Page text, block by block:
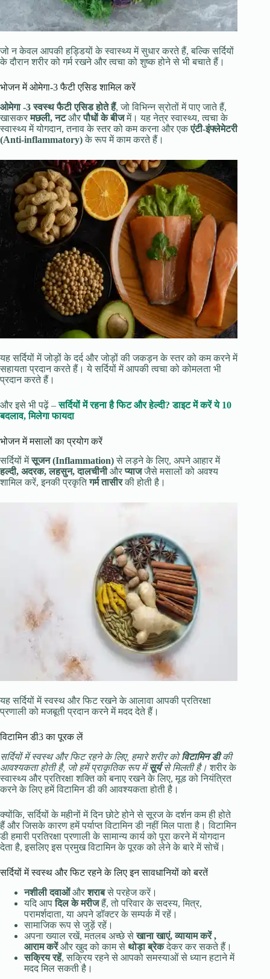
जो न केवल आपकी हड्डियों के स्वास्थ्य में सुधार करते हैं, बल्कि सर्दियों
के दौरान शरीर को गर्म रखने और त्वचा को शुष्क होने से भी बचाते हैं।
भोजन में ओमेगा-3 फैटी एसिड शामिल करें
ओमेगा -3 स्वस्थ फैटी एसिड होते हैं, जो विभिन्न स्रोतों में पाए जाते हैं,
खासकरमछली, नटऔरपौधों के बीजमें। यह नेत्र स्वास्थ्य, त्वचा के
स्वास्थ्य में योगदान, तनाव के स्तर को कम करना और एकएंटी-इंफ्लेमेटरी
(Anti-inflammatory)के रूप में काम करते हैं।
यह सर्दियों में जोड़ों के दर्द और जोड़ों की जकड़न के स्तर को कम करने में
सहायता प्रदान करते हैं। ये सर्दियों में आपकी त्वचा को कोमलता भी
प्रदान करते हैं।
और इसे भी पढ़ें –सर्दियों में रहना है फिट और हेल्दी? डाइट में करें ये 10
बदलाव, मिलेगा फायदा
भोजन में मसालों का प्रयोग करें
सर्दियों मेंसूजन (Inflammation)से लड़ने के लिए, अपने आहार में
हल्दी, अदरक, लहसुन, दालचीनीऔरप्याजजैसे मसालों को अवश्य
शामिल करें, इनकी प्रकृतिगर्म तासीरकी होती है।
यह सर्दियों में स्वस्थ और फिट रखने के आलावा आपकी प्रतिरक्षा
प्रणाली को मजबूती प्रदान करने में मदद देते हैं।
विटामिन डी3 का पूरक लें
सर्दियों में स्वस्थ और फिट रहने के लिए, हमारे शरीर कोविटामिन डीकी
आवश्यकता होती है, जो हमें प्राकृतिक रूप मेंसूर्यसे मिलती है। शरीर के
स्वास्थ्य और प्रतिरक्षा शक्ति को बनाए रखने के लिए, मूड को नियंत्रित
करने के लिए हमें विटामिन डी की आवश्यकता होती है।
क्योंकि, सर्दियों के महीनों में दिन छोटे होने से सूरज के दर्शन कम ही होते
हैं और जिसके कारण हमें पर्याप्त विटामिन डी नहीं मिल पाता है। विटामिन
डी हमारी प्रतिरक्षा प्रणाली के सामान्य कार्य को पूरा करने में योगदान
देता है, इसलिए इस प्रमुख विटामिन के पूरक को लेने के बारे में सोचें।
सर्दियों में स्वस्थ और फिट रहने के लिए इन सावधानियों को बरतें
नशीली दवाओंऔरशराबसे परहेज करें।
यदि आपदिल के मरीजहैं, तो परिवार के सदस्य, मित्र,
परामर्शदाता, या अपने डॉक्टर के सम्पर्क में रहें।
सामाजिक रूप से जुड़ें रहें।
अपना ख्याल रखें, मतलब अच्छे सेखाना खाएं, व्यायाम करें ,
आराम करेंऔर खुद को काम से थोड़ा ब्रेकदेकर कर सकते हैं।
सक्रिय रहें, सक्रिय रहने से आपको समस्याओं से ध्यान हटाने में
मदद मिल सकती है।